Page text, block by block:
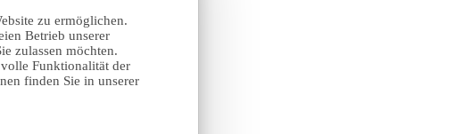
zu ermöglichen.
Betrieb unserer
zulassen möchten.
Funktionalität der
finden Sie in unserer